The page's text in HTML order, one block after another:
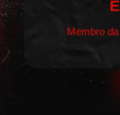
Membro